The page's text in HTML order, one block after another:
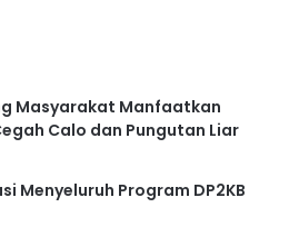
Masyarakat Manfaatkan
Calo dan Pungutan Liar
Menyeluruh Program DP2KB